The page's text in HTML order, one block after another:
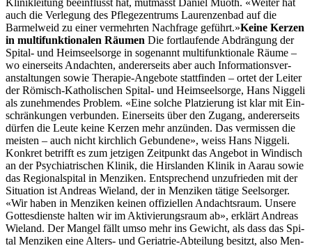
auch die Ver­legung des Pflegezen­trums Lau­ren­zen­bad auf die
Barmel­weid zu ein­er ver­mehrten Nach­frage geführt.»Keine Kerzen
in mul­ti­funk­tionalen Räu­men Die fort­laufende Abdrän­gung der
Spi­tal- und Heim­seel­sorge in soge­nan­nt mul­ti­funk­tionale Räume –
wo ein­er­seits Andacht­en, ander­er­seits aber auch Infor­ma­tionsver­
anstal­tun­gen sowie Ther­a­pie-Ange­bote stat­tfind­en – ortet der Leit­er
der Römisch-Katholis­chen Spi­tal- und Heim­seel­sorge, Hans Niggeli
als zunehmendes Prob­lem. «Eine solche Platzierung ist klar mit Ein­
schränkun­gen ver­bun­den. Ein­er­seits über den Zugang, ander­er­seits
dür­fen die Leute keine Kerzen mehr anzün­den. Das ver­mis­sen die
meis­ten – auch nicht kirch­lich Gebun­dene», weiss Hans Niggeli.
Konkret bet­rifft es zum jet­zi­gen Zeit­punkt das Ange­bot in Windisch
an der Psy­chi­a­trischen Klinik, die Hirs­lan­den Klinik in Aarau sowie
das Region­al­spi­tal in Men­ziken. Entsprechend unzufrieden mit der
Sit­u­a­tion ist Andreas Wieland, der in Men­ziken tätige Seel­sorg­er.
«Wir haben in Men­ziken keinen offiziellen Andacht­sraum. Unsere
Gottes­di­en­ste hal­ten wir im Aktivierungsraum ab», erk­lärt Andreas
Wieland. Der Man­gel fällt umso mehr ins Gewicht, als dass das Spi­
tal Men­ziken eine Alters- und Geri­atrie-Abteilung besitzt, also Men­